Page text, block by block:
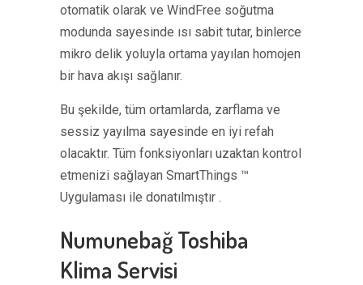
otomatik olarak ve WindFree soğutma
modunda sayesinde ısı sabit tutar, binlerce
mikro delik yoluyla ortama yayılan homojen
bir hava akışı sağlanır.
Bu şekilde, tüm ortamlarda, zarflama ve
sessiz yayılma sayesinde en iyi refah
olacaktır. Tüm fonksiyonları uzaktan kontrol
etmenizi sağlayan SmartThings ™
Uygulaması ile donatılmıştır .
Numunebağ Toshiba
Klima Servisi